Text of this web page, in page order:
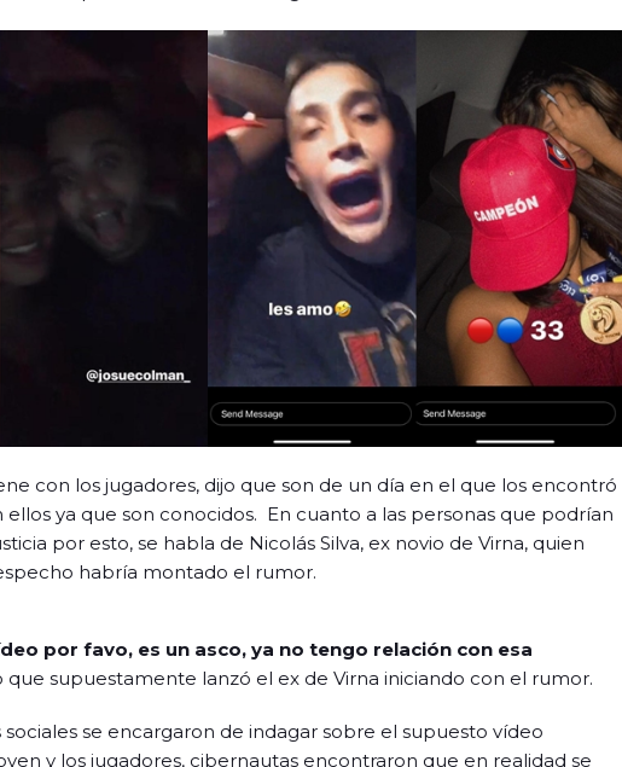
con los jugadores, dijo que son de un día en el que los encontró
ya que son conocidos. En cuanto a las personas que podrían
por esto, se habla de Nicolás Silva, ex novio de Virna, quien
habría montado el rumor.
por favo, es un asco, ya no tengo relación con esa
que supuestamente lanzó el ex de Virna iniciando con el rumor.
se encargaron de indagar sobre el supuesto vídeo
y los jugadores, cibernautas encontraron que en realidad se